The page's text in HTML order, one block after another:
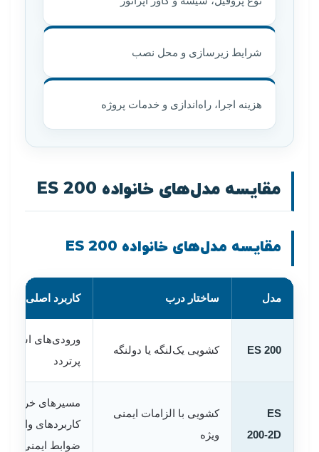
شرایط زیرسازی و محل نصب
هزینه اجرا، راه‌اندازی و خدمات پروژه
مقایسه مدل‌های خانواده ES 200
مقایسه مدل‌های خانواده ES 200
مدل ساختار درب کاربرد اصلی
ES 200 کشویی یک‌لنگه یا دولنگه
ورودی‌های
پرتردد
ES
200-2D
کشویی با الزامات ایمنی
ویژه
مسیرهای خروج و
کاربردهای وابسته
ضوابط ایمنی